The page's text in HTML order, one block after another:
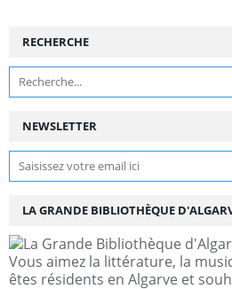
NEWSLETTER
RECHERCHE
LA GRANDE BIBLIOTHÈQUE
Vous aimez la littérature, la
êtes résidents en Algarve et